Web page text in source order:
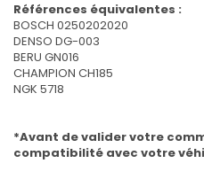
Références équivalentes :
BOSCH 0250202020
DENSO DG-003
BERU GN016
CHAMPION CH185
NGK 5718
*Avant de valider votre
compatibilité avec votre